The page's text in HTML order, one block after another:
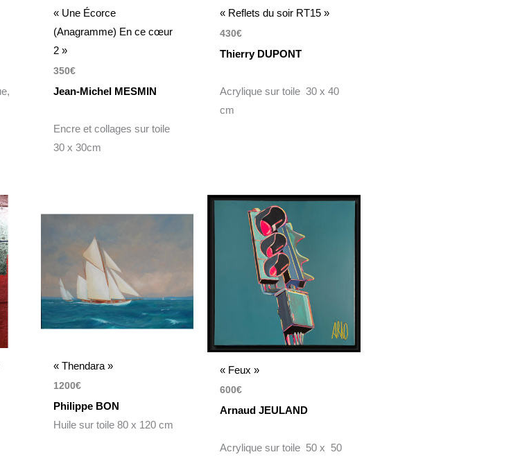
« Une Écorce
(Anagramme) En ce cœur
2 »
350€
Jean-Michel MESMIN
Encre et collages sur toile
30 x 30cm
« Reflets du soir RT15 »
430€
Thierry DUPONT
Acrylique sur toile 30 x 40
cm
« Thendara »
1200€
Philippe BON
Huile sur toile 80 x 120 cm
« Feux »
600€
Arnaud JEULAND
Acrylique sur toile 50 x 50